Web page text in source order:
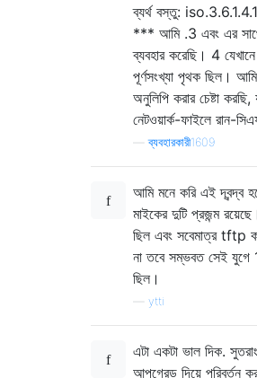
ব্যর্থ বস্তু:
*** আমি .3 এবং এর
ব্যবহার করেছি। 4
পূর্ণসংখ্যা পৃথক ছিল। আমি
অনুলিপি করার চেষ্টা
নেটওয়ার্ক-ফাইলে রান-
—ব্যবহারকারী1609
আমি মনে করি এই দ্বন্দ্ব
মাইকের দুটি প্রজন্ম
ছিল এবং সবেমাত্র tftp
না তবে সম্ভবত সেই যুগে
ছিল।
ytti
এটা একটা ভাল দিক.
আপগ্রেড দিয়ে পরিবর্তন